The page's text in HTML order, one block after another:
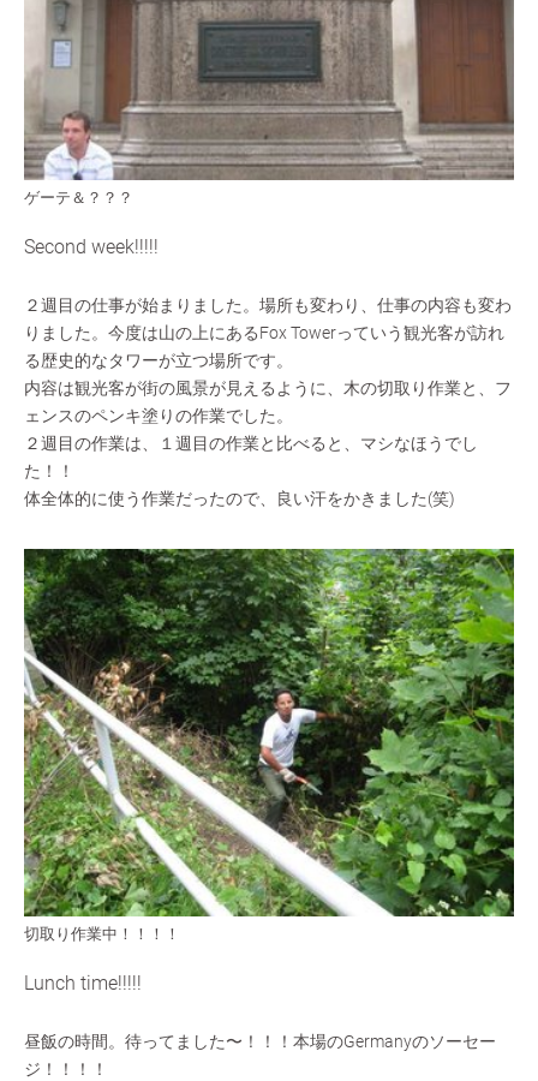
ゲーテ＆？？？
Second week!!!!!
２週目の仕事が始まりました。場所も変わり、仕事の内容も変わ
りました。今度は山の上にあるFox Towerっていう観光客が訪れ
る歴史的なタワーが立つ場所です。
内容は観光客が街の風景が見えるように、木の切取り作業と、フ
ェンスのペンキ塗りの作業でした。
２週目の作業は、１週目の作業と比べると、マシなほうでし
た！！
体全体的に使う作業だったので、良い汗をかきました(笑)
切取り作業中！！！！
Lunch time!!!!!
昼飯の時間。待ってました〜！！！本場のGermanyのソーセー
ジ！！！！